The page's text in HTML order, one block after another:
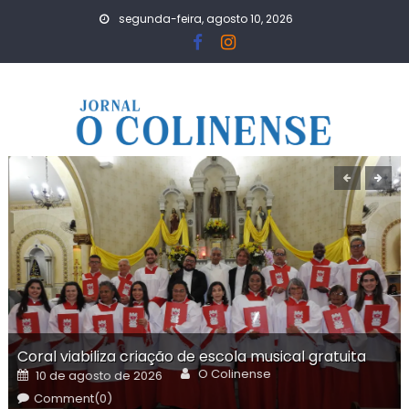
segunda-feira, agosto 10, 2026
Coral viabiliza criação de escola musical gratuita
Posted
on
10 de agosto de 2026 Author
O Colinense
Comment(0)